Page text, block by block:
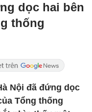
dọc hai bên
thống
Nội đã đứng dọc
Tổng thống